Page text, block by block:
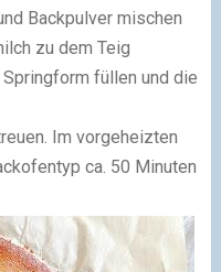
Backpulver mischen
zu dem Teig
füllen und die
Im vorgeheizten
ca. 50 Minuten